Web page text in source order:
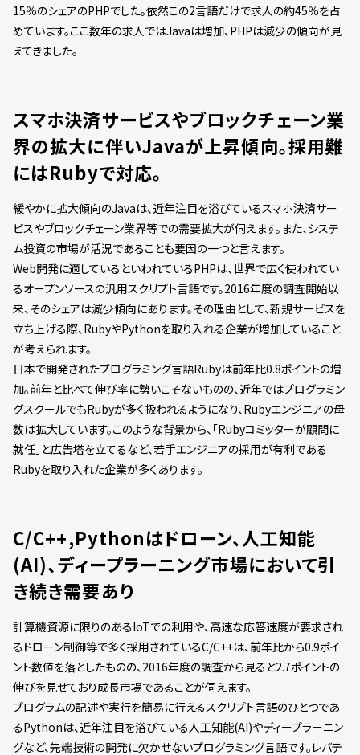
15％のシェアのPHPでした。依然この2言語だけで求人の約45％を占
めています。ここ数年の求人ではJavaは増加、PHPは減少の傾向が見
えてきました。
スマホ決済サービスやブロックチェーン業
界の拡大に伴いJavaが上昇傾向。採用難
にはRubyで対応。
緩やかに拡大傾向のJavaは、近年注目を浴びているスマホ決済サー
ビスやブロックチェーン業界等での需要拡大が伺えます。また、システ
ム投資の市場が活況であることも要因の一つと言えます。
Web開発に適しているといわれているPHPは、世界で広く使われてい
るオープンソースの汎用スクリプト言語です。2016年度の調査開始以
来、そのシェアは減少傾向にあります。その理由として、新規サービスを
立ち上げる際、RubyやPythonを取り入れる企業が増加していること
が考えられます。
日本で開発されたプログラミング言語Rubyは前年比0.8ポイントの増
加。前年と比べて伸び率に勢いこそないものの、近年ではプログラミン
グスクールでもRubyが多く扱われるようになり、Rubyエンジニアの母
数は拡大しています。このような背景から、「Rubyコミッターが顧問に
就任」と広告塔を立てるなど、若手エンジニアの採用が有利である
Rubyを取り入れた企業が多くあります。
C/C++,Pythonはドローン、人工知能
(AI)、ディープラーニング市場において引
き続き需要あり
計算機資源に限りのあるIoTでの利用や、高速な応答速度が要求され
るドローン制御等で多く採用されているC/C++は、前年比から0.9ポイ
ント数値を落としたものの、2016年度の調査から見ると2.7ポイントの
伸びを見せており成長市場であることが伺えます。
プログラムの記述や実行を簡易に行えるスクリプト言語のひとつであ
るPythonは、近年注目を浴びている人工知能(AI)やディープラーニン
グなど、先端技術の開発に欠かせないプログラミング言語です。レバテ